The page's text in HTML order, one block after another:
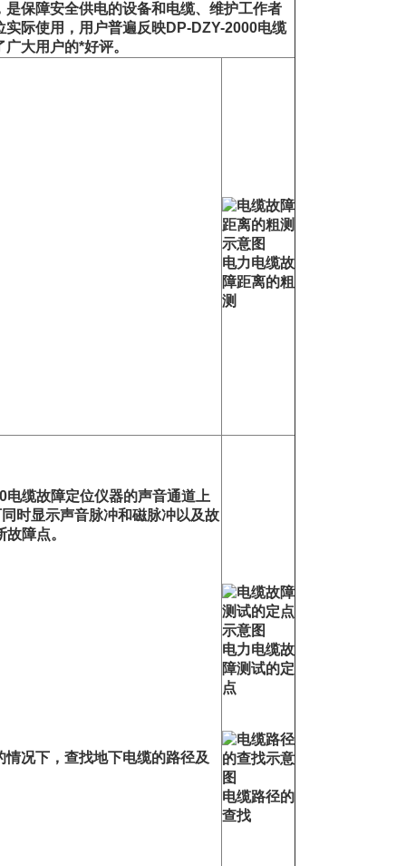
保障安全供电的设备和电缆、维护工作者
际使用，用户普遍反映DP-DZY-2000电缆
大用户的*好评。
电力电缆故
障距离的粗
测
缆故障定位仪器的声音通道上
时显示声音脉冲和磁脉冲以及故
障点。
况下，查找地下电缆的路径及
电力电缆故
障测试的定
点
电缆路径的
查找